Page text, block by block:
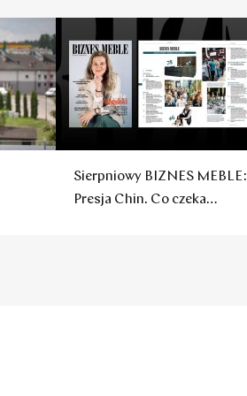
Sierpniowy BIZNES MEBLE:
Presja Chin. Co czeka